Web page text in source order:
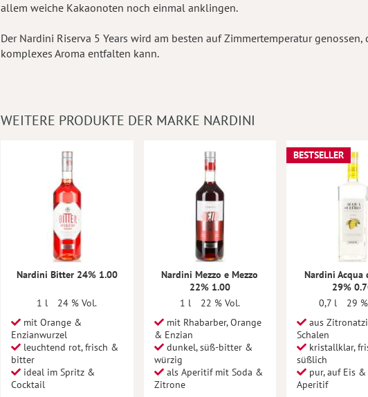
allem weiche Kakaonoten noch einmal anklingen.
Der Nardini Riserva 5 Years wird am besten auf Zimmertemperatur genossen,
komplexes Aroma entfalten kann.
WEITERE PRODUKTE DER MARKE NARDINI
Nardini Bitter 24% 1.00
1 l
24 % Vol.
mit Orange &
Enzianwurzel
leuchtend rot, frisch &
bitter
ideal im Spritz &
Cocktail
Nardini Mezzo e Mezzo
22% 1.00
1 l
22 % Vol.
mit Rhabarber, Orange
& Enzian
dunkel, süß-bitter &
würzig
als Aperitif mit Soda &
Zitrone
BESTSELLER
Nardini Acqua
29%
0,7 l
29
aus
Schalen
kristallklar,
süßlich
pur, auf Eis
Aperitif